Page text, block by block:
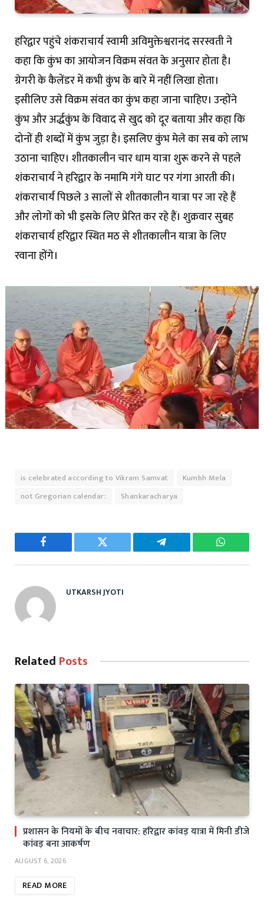
हरिद्वार पहुंचे शंकराचार्य स्वामी अविमुक्तेश्वरानंद सरस्वती ने
कहा कि कुंभ का आयोजन विक्रम संवत के अनुसार होता है।
ग्रेगरी के कैलेंडर में कभी कुंभ के बारे में नहीं लिखा होता।
इसीलिए उसे विक्रम संवत का कुंभ कहा जाना चाहिए। उन्होंने
कुंभ और अर्द्धकुंभ के विवाद से खुद को दूर बताया और कहा कि
दोनों ही शब्दों में कुंभ जुड़ा है। इसलिए कुंभ मेले का सब को लाभ
उठाना चाहिए। शीतकालीन चार धाम यात्रा शुरू करने से पहले
शंकराचार्य ने हरिद्वार के नमामि गंगे घाट पर गंगा आरती की।
शंकराचार्य पिछले 3 सालों से शीतकालीन यात्रा पर जा रहे हैं
और लोगों को भी इसके लिए प्रेरित कर रहे हैं। शुक्रवार सुबह
शंकराचार्य हरिद्वार स्थित मठ से शीतकालीन यात्रा के लिए
रवाना होंगे।
is celebrated according to Vikram Samvat
Kumbh Mela
not Gregorian calendar:
Shankaracharya
Facebook Twitter Telegram
UTKARSH JYOTI
Related Posts
प्रशासन के नियमों के बीच नवाचार: हरिद्वार कांवड़ यात्रा में मिनी डीजे
कांवड़ बना आकर्षण
AUGUST 6, 2026
READ MORE